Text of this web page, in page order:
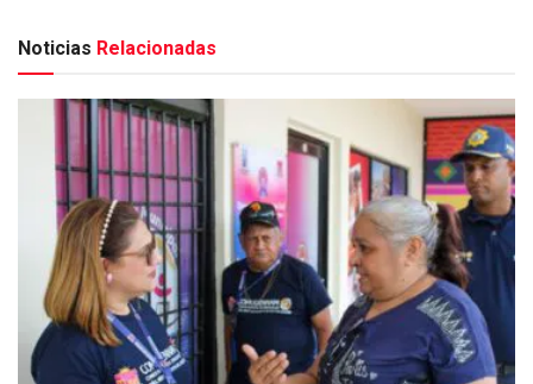
Noticias Relacionadas